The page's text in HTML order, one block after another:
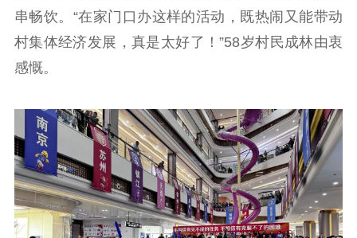
串畅饮。“在家门口办这样的活动，既热闹又能带动
村集体经济发展，真是太好了！”58岁村民成林由衷
感慨。